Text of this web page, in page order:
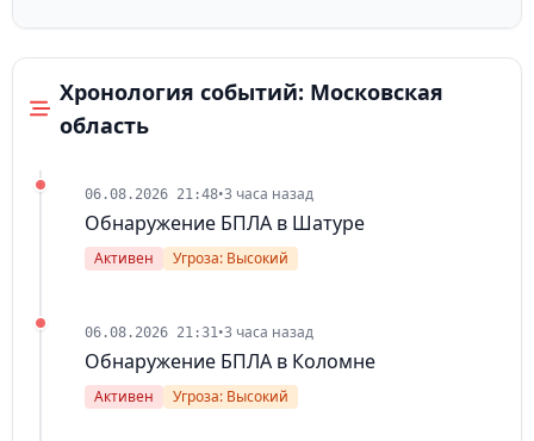
Хронология событий: Московская
область
06.08.2026 21:48•3 часа назад
Обнаружение БПЛА в Шатуре
Активен Угроза: Высокий
06.08.2026 21:31•3 часа назад
Обнаружение БПЛА в Коломне
Активен Угроза: Высокий